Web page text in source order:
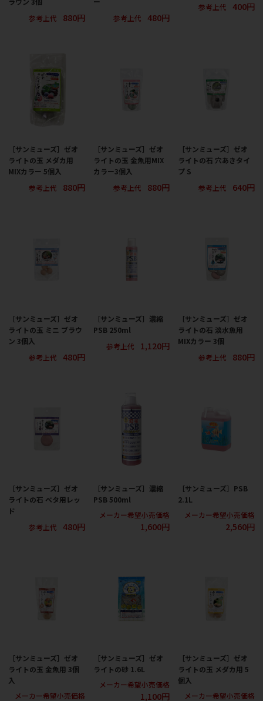
参考上代
880円
参考上代
480円
参考上代 400円
［サンミューズ］ゼオ
ライトの玉 メダカ用
MIXカラー 5個入
参考上代
880円
［サンミューズ］ゼオ
ライトの玉 金魚用MIX
カラー3個入
参考上代
880円
［サンミューズ］ゼオ
ライトの石 穴あきタイ
プ S
参考上代
640円
［サンミューズ］ゼオ
ライトの玉 ミニ ブラウ
ン 3個入
参考上代
480円
［サンミューズ］濃縮
PSB 250ml
参考上代
1,120円
［サンミューズ］ゼオ
ライトの石 淡水魚用
MIXカラー 3個
参考上代
880円
［サンミューズ］ゼオ
ライトの石 ベタ用レッ
ド
参考上代
480円
［サンミューズ］濃縮
PSB 500ml
メーカー希望小売価格
1,600円
［サンミューズ］PSB
2.1L
メーカー希望小売価格
2,560円
［サンミューズ］ゼオ
ライトの玉 金魚用 3個
入
メーカー希望小売価格
［サンミューズ］ゼオ
ライトの砂 1.6L
メーカー希望小売価格
1,100円
［サンミューズ］ゼオ
ライトの玉 メダカ用 5
個入
メーカー希望小売価格